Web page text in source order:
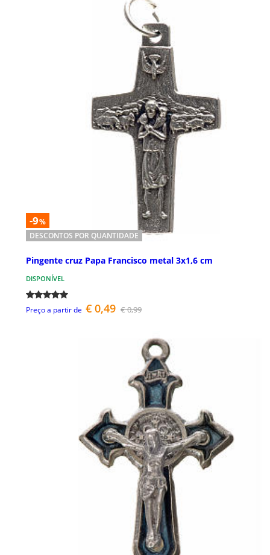
-9%
DESCONTOS POR QUANTIDADE
Pingente cruz Papa Francisco metal 3x1,6 cm
DISPONÍVEL
Preço a partir de € 0,49 € 0,99